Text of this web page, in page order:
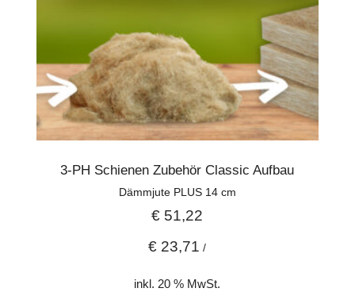
3-PH Schienen Zubehör Classic Aufbau
Dämmjute PLUS 14 cm
€ 51,22
€ 23,71 /
inkl. 20 % MwSt.